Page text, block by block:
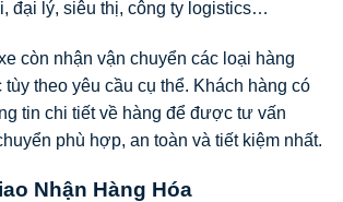
đại lý, siêu thị, công ty logistics…
còn nhận vận chuyển các loại hàng
tùy theo yêu cầu cụ thể. Khách hàng có
tin chi tiết về hàng để được tư vấn
phù hợp, an toàn và tiết kiệm nhất.
Nhận Hàng Hóa